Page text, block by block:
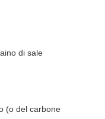
di sale
(o del carbone